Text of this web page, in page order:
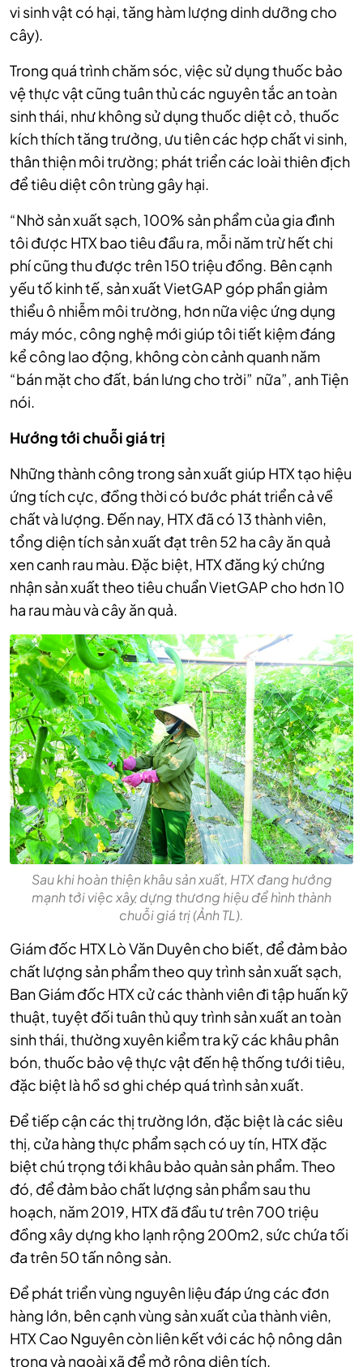
vi sinh vật có hại, tăng hàm lượng dinh dưỡng cho
cây).
Trong quá trình chăm sóc, việc sử dụng thuốc bảo
vệ thực vật cũng tuân thủ các nguyên tắc an toàn
sinh thái, như không sử dụng thuốc diệt cỏ, thuốc
kích thích tăng trưởng, ưu tiên các hợp chất vi sinh,
thân thiện môi trường; phát triển các loài thiên địch
để tiêu diệt côn trùng gây hại.
“Nhờ sản xuất sạch, 100% sản phẩm của gia đình
tôi được HTX bao tiêu đầu ra, mỗi năm trừ hết chi
phí cũng thu được trên 150 triệu đồng. Bên cạnh
yếu tố kinh tế, sản xuất VietGAP góp phần giảm
thiểu ô nhiễm môi trường, hơn nữa việc ứng dụng
máy móc, công nghệ mới giúp tôi tiết kiệm đáng
kể công lao động, không còn cảnh quanh năm
“bán mặt cho đất, bán lưng cho trời” nữa”, anh Tiện
nói.
Hướng tới chuỗi giá trị
Những thành công trong sản xuất giúp HTX tạo hiệu
ứng tích cực, đồng thời có bước phát triển cả về
chất và lượng. Đến nay, HTX đã có 13 thành viên,
tổng diện tích sản xuất đạt trên 52 ha cây ăn quả
xen canh rau màu. Đặc biệt, HTX đăng ký chứng
nhận sản xuất theo tiêu chuẩn VietGAP cho hơn 10
ha rau màu và cây ăn quả.
Sau khi hoàn thiện khâu sản xuất, HTX đang hướng
mạnh tới việc xâỵ dựng thương hiệu để hình thành
chuỗi giá trị (Ảnh TL).
Giám đốc HTX Lò Văn Duyên cho biết, để đảm bảo
chất lượng sản phẩm theo quy trình sản xuất sạch,
Ban Giám đốc HTX cử các thành viên đi tập huấn kỹ
thuật, tuyệt đối tuân thủ quy trình sản xuất an toàn
sinh thái, thường xuyên kiểm tra kỹ các khâu phân
bón, thuốc bảo vệ thực vật đến hệ thống tưới tiêu,
đặc biệt là hồ sơ ghi chép quá trình sản xuất.
Để tiếp cận các thị trường lớn, đặc biệt là các siêu
thị, cửa hàng thực phẩm sạch có uy tín, HTX đặc
biệt chú trọng tới khâu bảo quản sản phẩm. Theo
đó, để đảm bảo chất lượng sản phẩm sau thu
hoạch, năm 2019, HTX đã đầu tư trên 700 triệu
đồng xây dựng kho lạnh rộng 200m2, sức chứa tối
đa trên 50 tấn nông sản.
Để phát triển vùng nguyên liệu đáp ứng các đơn
hàng lớn, bên cạnh vùng sản xuất của thành viên,
HTX Cao Nguyên còn liên kết với các hộ nông dân
trong và ngoài xã để mở rộng diện tích.